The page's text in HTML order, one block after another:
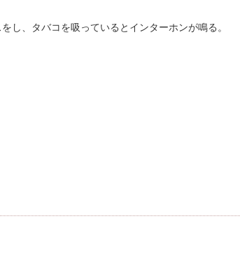
し、タバコを吸っているとインターホンが鳴る。